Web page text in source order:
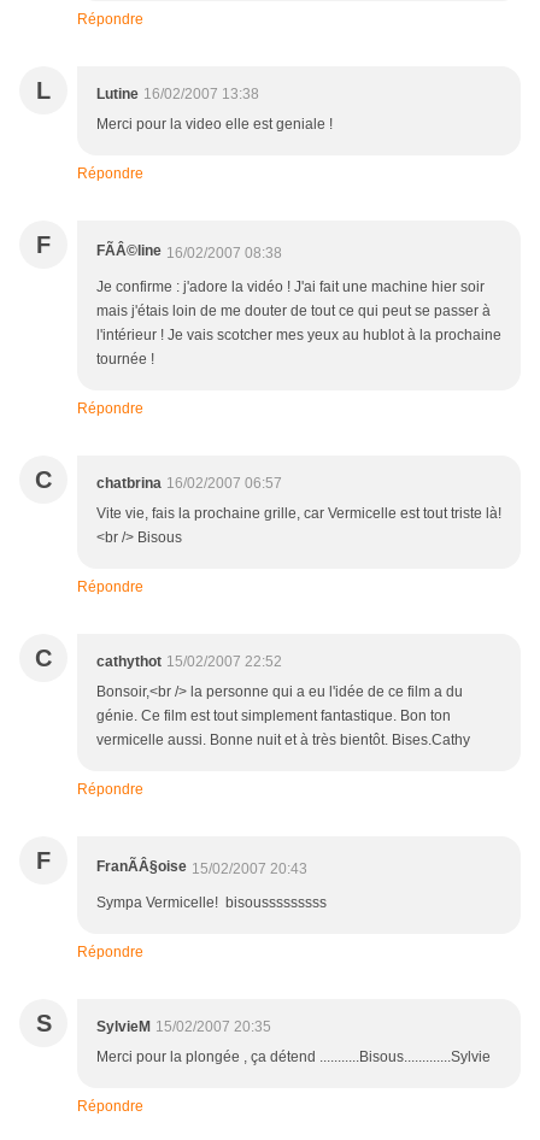
Répondre
L Lutine 16/02/2007 13:38
Merci pour la video elle est geniale !
Répondre
F FÃÂ©line 16/02/2007 08:38
Je confirme : j'adore la vidéo ! J'ai fait une machine hier soir
mais j'étais loin de me douter de tout ce qui peut se passer à
l'intérieur ! Je vais scotcher mes yeux au hublot à la prochaine
tournée !
Répondre
C chatbrina 16/02/2007 06:57
Vite vie, fais la prochaine grille, car Vermicelle est tout triste là!
<br /> Bisous
Répondre
C cathythot 15/02/2007 22:52
Bonsoir,<br /> la personne qui a eu l'idée de ce film a du
génie. Ce film est tout simplement fantastique. Bon ton
vermicelle aussi. Bonne nuit et à très bientôt. Bises.Cathy
Répondre
F FranÃÂ§oise 15/02/2007 20:43
Sympa Vermicelle! bisousssssssss
Répondre
S SylvieM 15/02/2007 20:35
Merci pour la plongée , ça détend ...........Bisous.............Sylvie
Répondre